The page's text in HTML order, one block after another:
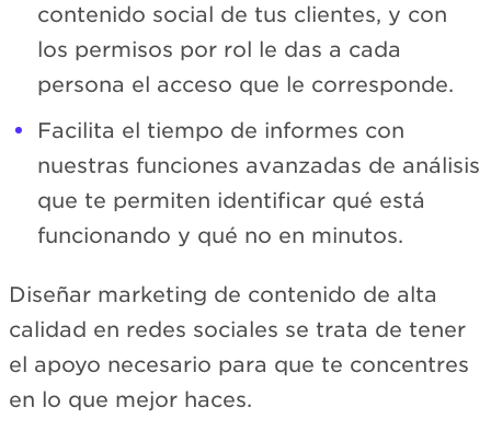
contenido social de tus clientes, y con
los permisos por rol le das a cada
persona el acceso que le corresponde.
Facilita el tiempo de informes con
nuestras funciones avanzadas de análisis
que te permiten identificar qué está
funcionando y qué no en minutos.
Diseñar marketing de contenido de alta
calidad en redes sociales se trata de tener
el apoyo necesario para que te concentres
en lo que mejor haces.